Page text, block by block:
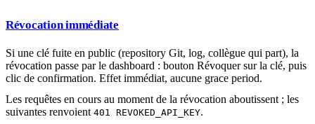
Révocation immédiate
Si une clé fuite en public (repository Git, log, collègue qui part), la
révocation passe par le dashboard : bouton Révoquer sur la clé, puis
clic de confirmation. Effet immédiat, aucune grace period.
Les requêtes en cours au moment de la révocation aboutissent ; les
suivantes renvoient 401 REVOKED_API_KEY.